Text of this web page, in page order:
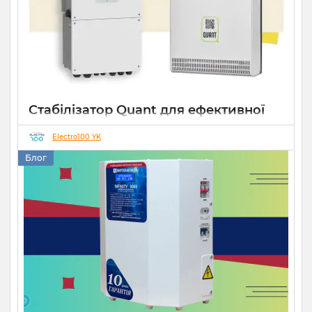
Стабілізатор Quant для ефективної
роботи СЕС
Electro100 YK
Блог